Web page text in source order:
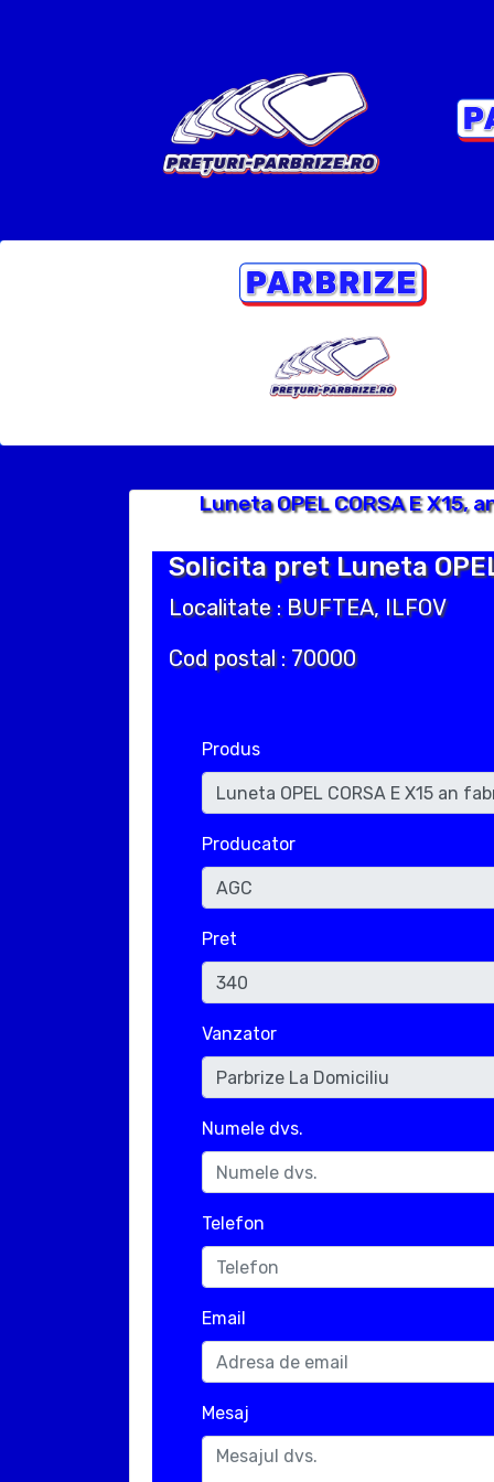
Luneta OPEL CORSA E
Solicita pret Luneta
Localitate : BUFTEA, ILFOV
Cod postal : 70000
Produs
Producator
Pret
Vanzator
Numele dvs.
Telefon
Email
Mesaj